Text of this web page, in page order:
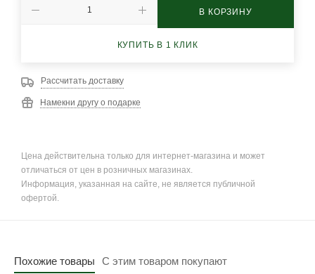
В КОРЗИНУ
КУПИТЬ В 1 КЛИК
Рассчитать доставку
Намекни другу о подарке
Цена действительна только для интернет-магазина и может
отличаться от цен в розничных магазинах.
Информация, указанная на сайте, не является публичной
офертой.
Похожие товары С этим товаром покупают